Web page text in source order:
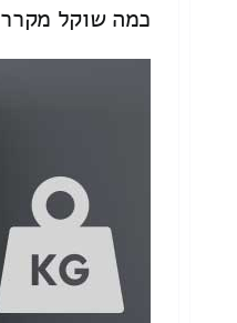
כמה שוקל מקרר